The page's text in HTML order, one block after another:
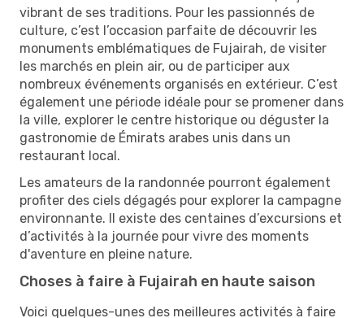
vibrant de ses traditions. Pour les passionnés de
culture, c’est l’occasion parfaite de découvrir les
monuments emblématiques de Fujairah, de visiter
les marchés en plein air, ou de participer aux
nombreux événements organisés en extérieur. C’est
également une période idéale pour se promener dans
la ville, explorer le centre historique ou déguster la
gastronomie de Émirats arabes unis dans un
restaurant local.
Les amateurs de la randonnée pourront également
profiter des ciels dégagés pour explorer la campagne
environnante. Il existe des centaines d’excursions et
d’activités à la journée pour vivre des moments
d'aventure en pleine nature.
Choses à faire à Fujairah en haute saison
Voici quelques-unes des meilleures activités à faire